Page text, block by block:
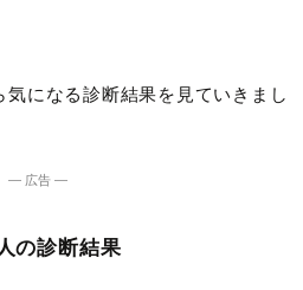
になる診断結果を見ていきまし
― 広告 ―
の診断結果